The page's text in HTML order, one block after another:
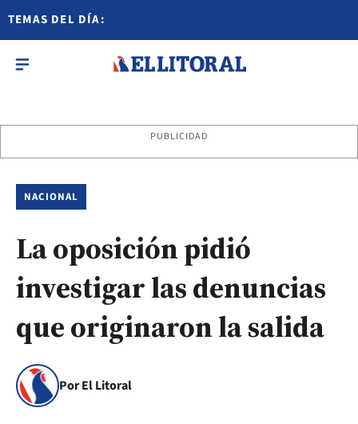
TEMAS DEL DÍA:
PUBLICIDAD
NACIONAL
La oposición pidió
investigar las denuncias
que originaron la salida
Por El Litoral